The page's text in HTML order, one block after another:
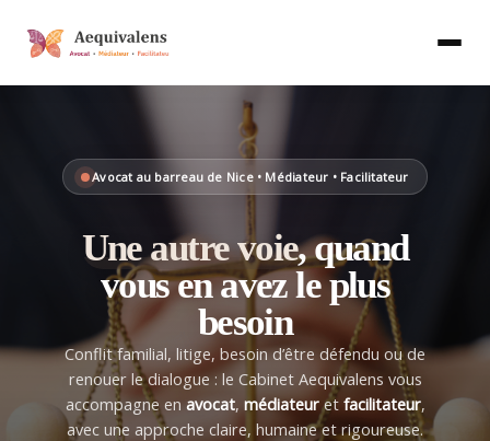
contenu
Avocat au barreau de Nice • Médiateur • Facilitateur
Une autre voie, quand
vous en avez le plus
besoin
Conflit familial, litige, besoin d’être défendu ou de
renouer le dialogue : le Cabinet Aequivalens vous
accompagne en avocat, médiateuret facilitateur,
avec une approche claire, humaine et rigoureuse.